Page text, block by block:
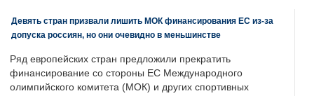
Девять стран призвали лишить МОК финансирования ЕС из-за
допуска россиян, но они очевидно в меньшинстве
Ряд европейских стран предложили прекратить
финансирование со стороны ЕС Международного
олимпийского комитета (МОК) и других спортивных